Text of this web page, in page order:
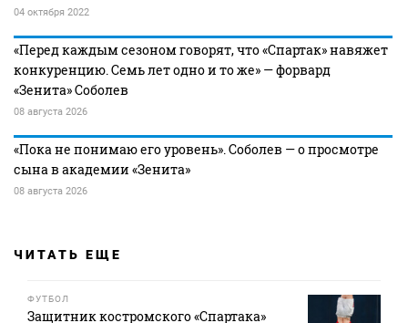
04 октября 2022
«Перед каждым сезоном говорят, что «Спартак» навяжет
конкуренцию. Семь лет одно и то же» — форвард
«Зенита» Соболев
08 августа 2026
«Пока не понимаю его уровень». Соболев — о просмотре
сына в академии «Зенита»
08 августа 2026
ЧИТАТЬ ЕЩЕ
ФУТБОЛ
Защитник костромского «Спартака»